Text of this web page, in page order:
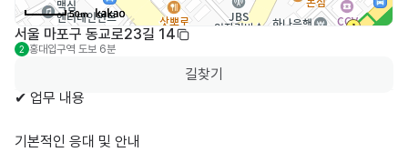
50m
서울 마포구 동교로23길 14
2 홍대입구역 도보 6분
길찾기
✔ 업무 내용
기본적인 응대 및 안내